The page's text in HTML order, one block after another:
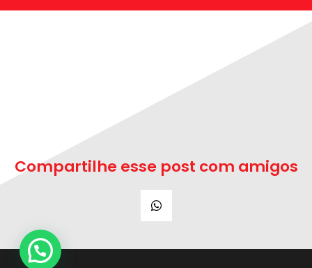
Compartilhe esse post com amigos